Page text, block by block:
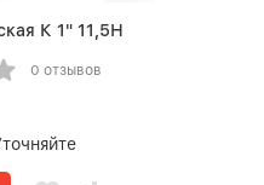
К 1" 11,5Н
0 отзывов